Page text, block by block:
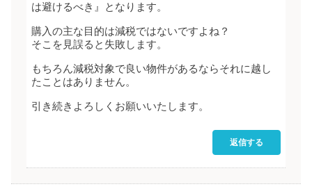
は避けるべき』となります。
購入の主な目的は減税ではないですよね？
そこを見誤ると失敗します。
もちろん減税対象で良い物件があるならそれに越し
たことはありません。
引き続きよろしくお願いいたします。
返信する